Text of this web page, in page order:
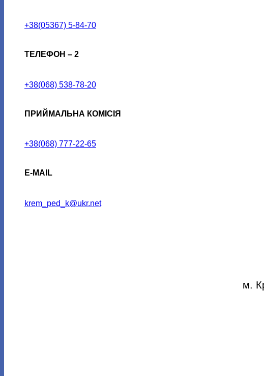
+38(05367) 5-84-70
ТЕЛЕФОН – 2
+38(068) 538-78-20
ПРИЙМАЛЬНА КОМІСІЯ
+38(068) 777-22-65
E-MAIL
krem_ped_k@ukr.net
м.